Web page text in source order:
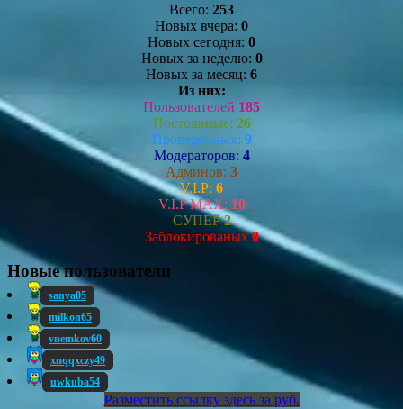
Всего: 253
Новых вчера: 0
Новых сегодня: 0
Новых за неделю: 0
Новых за месяц: 6
Из них:
Пользователей 185
Постоянные: 26
Проверенных: 9
Модераторов: 4
Админов: 3
V.I.P: 6
V.I.P MAX: 10
СУПЕР2
Заблокированых0
Новые пользователи
sanya05
milkon65
vnemkov60
xnqqxczy49
uwkuba54
Разместить ссылку здесь за руб.